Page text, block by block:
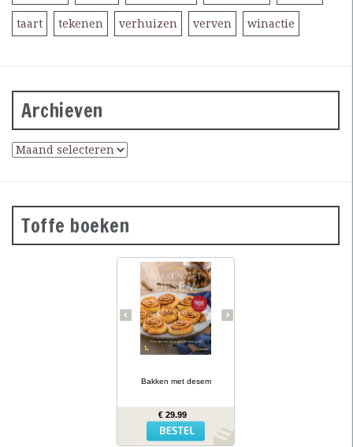
taart tekenen verhuizen verven winactie
Archieven
Toffe boeken
Desembrood is
voedzaam, licht
verteerbaar, goed voor de
darmflora én superlekker.
In haar tweede prachtig
geïllustreerde bakboek
verklapt de Sloveense
Anita Sumer de geheimen
van het lekkere brood
brood met het
fougasse, naanbrood,
hamburgerbroodjes,
kaneelbollen, wafels en
panettone. Naast de 77
Bakken met desem
€ 29.99